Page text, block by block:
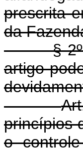
prescrita
da
§ 2º A
artigo
princípios
o